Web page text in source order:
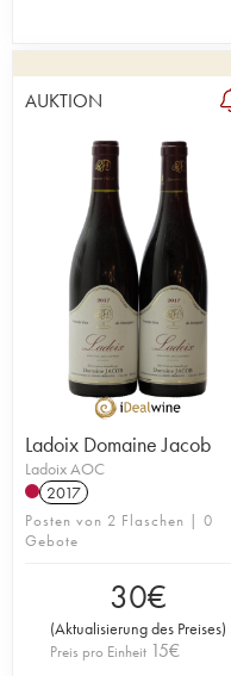
AUKTION
Ladoix Domaine Jacob
Ladoix AOC
2017
Posten von 2 Flaschen | 0
Gebote
30€
(Aktualisierung des Preises)
Preis pro Einheit 15€